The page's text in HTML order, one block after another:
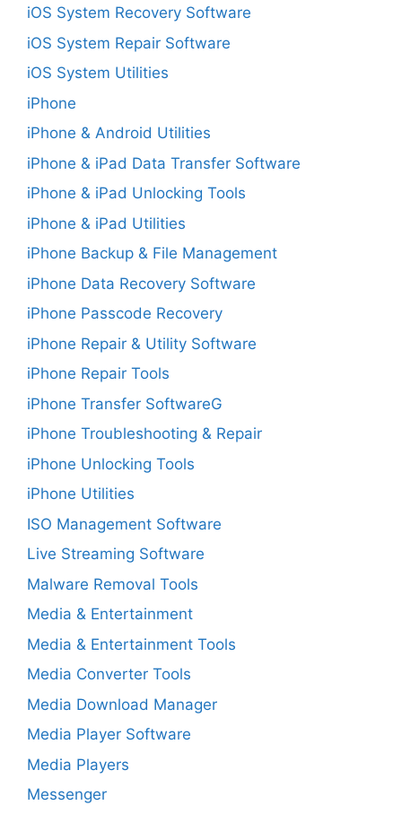
iOS System Recovery Software
iOS System Repair Software
iOS System Utilities
iPhone
iPhone & Android Utilities
iPhone & iPad Data Transfer Software
iPhone & iPad Unlocking Tools
iPhone & iPad Utilities
iPhone Backup & File Management
iPhone Data Recovery Software
iPhone Passcode Recovery
iPhone Repair & Utility Software
iPhone Repair Tools
iPhone Transfer SoftwareG
iPhone Troubleshooting & Repair
iPhone Unlocking Tools
iPhone Utilities
ISO Management Software
Live Streaming Software
Malware Removal Tools
Media & Entertainment
Media & Entertainment Tools
Media Converter Tools
Media Download Manager
Media Player Software
Media Players
Messenger